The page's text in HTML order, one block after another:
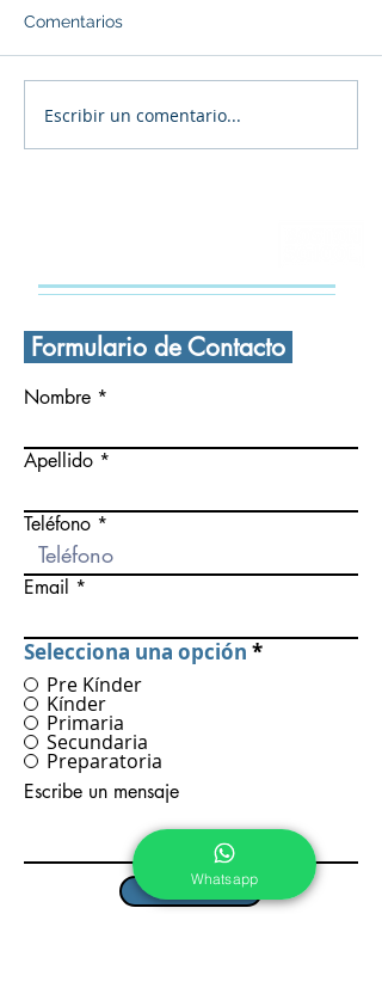
🎄 ¡FELIZ navidad a
todas y todos! 🎄
Comentarios
Escribir un comentario...
Formulario de Contacto
Nombre
Apellido
Teléfono
Email
Selecciona una opción *
Pre Kínder
Kínder
Primaria
Secundaria
Preparatoria
Escribe un mensaje
Enviar
Whatsapp